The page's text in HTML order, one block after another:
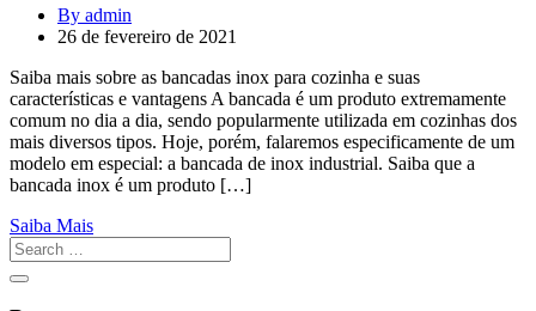
By admin
26 de fevereiro de 2021
Saiba mais sobre as bancadas inox para cozinha e suas
características e vantagens A bancada é um produto extremamente
comum no dia a dia, sendo popularmente utilizada em cozinhas dos
mais diversos tipos. Hoje, porém, falaremos especificamente de um
modelo em especial: a bancada de inox industrial. Saiba que a
bancada inox é um produto […]
Saiba Mais